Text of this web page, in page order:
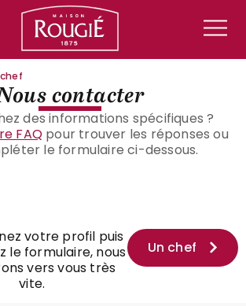
Maison Rougié
chef
contacter
des informations spécifiques ?
FAQ pour trouver les réponses ou
le formulaire ci-dessous.
votre profil puis
le formulaire, nous
vers vous très
vite.
Un chef